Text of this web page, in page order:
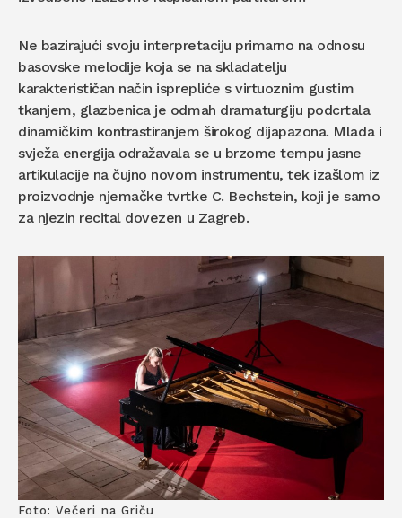
Ne bazirajući svoju interpretaciju primarno na odnosu
basovske melodije koja se na skladatelju
karakterističan način isprepliće s virtuoznim gustim
tkanjem, glazbenica je odmah dramaturgiju podcrtala
dinamičkim kontrastiranjem širokog dijapazona. Mlada i
svježa energija odražavala se u brzome tempu jasne
artikulacije na čujno novom instrumentu, tek izašlom iz
proizvodnje njemačke tvrtke C. Bechstein, koji je samo
za njezin recital dovezen u Zagreb.
Foto: Večeri na Griču